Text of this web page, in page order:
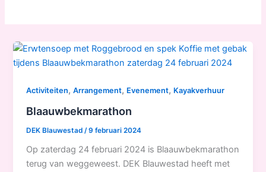
Activiteiten,Arrangement, Evenement, Kayakverhuur
Blaauwbekmarathon
DEK Blauwestad /9 februari 2024
Op zaterdag 24 februari 2024 is Blaauwbekmarathon
terug van weggeweest. DEK Blauwestad heeft met